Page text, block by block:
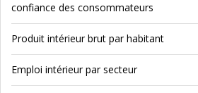
confiance des consommateurs
Produit intérieur brut par habitant
Emploi intérieur par secteur